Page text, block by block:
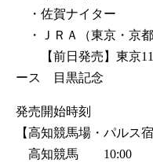
・佐賀ナイター
・ＪＲＡ（東京・京都
【前日発売】東京
ース 目黒記念
発売開始時刻
【高知競馬場・パルス
高知競馬 10:00